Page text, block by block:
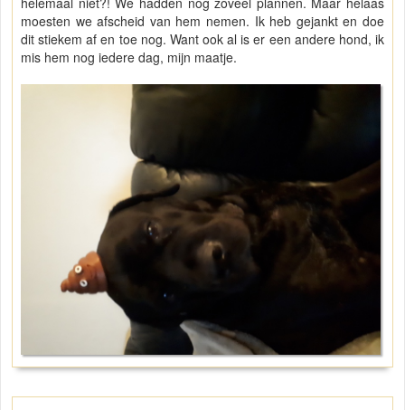
moesten we afscheid van hem nemen. Ik heb gejankt en doe
dit stiekem af en toe nog. Want ook al is er een andere hond, ik
mis hem nog iedere dag, mijn maatje.